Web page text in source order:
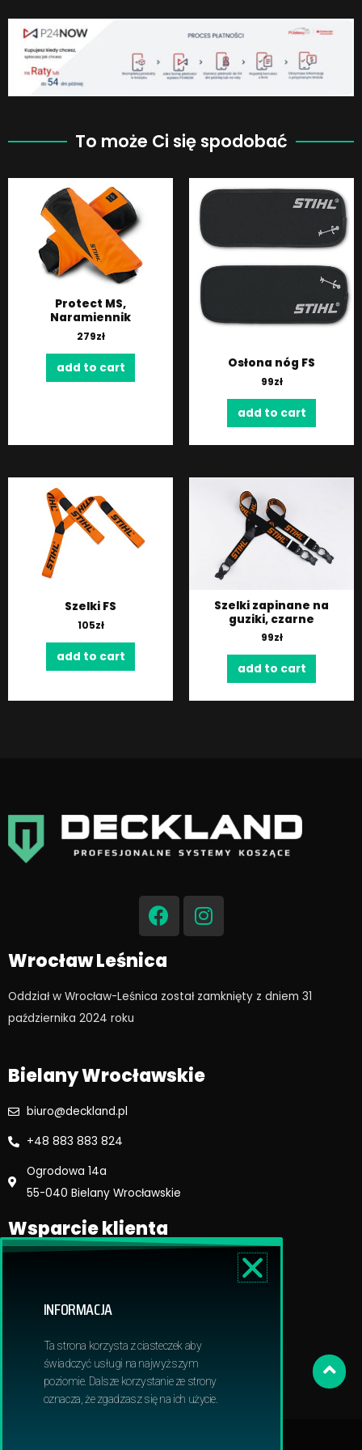
To może Ci się spodobać
Protect MS,
Naramiennik
279zł
add to cart Osłona nóg FS
99zł
add to cart
Szelki FS
105zł
add to cart
Szelki zapinane na
guziki, czarne
99zł
add to cart
F
a
c
e
b
o
o
I
n
s
g
r
Wrocław Leśnica
Oddział w Wrocław-Leśnica został zamknięty z dniem 31
października 2024 roku​
Bielany Wrocławskie
biuro@deckland.pl
+48 883 883 824
Ogrodowa 14a
55-040 Bielany Wrocławskie
Wsparcie klienta
Dostawa i płatność
Obowiązek informacyjny RODO
INFORMACJA
Ta strona korzysta z ciasteczek aby
świadczyć usługi na najwyższym
poziomie. Dalsze korzystanie ze strony
oznacza, że zgadzasz się na ich użycie.